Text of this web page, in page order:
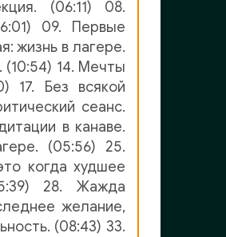
(06:11) 08.
09. Первые
жизнь в лагере.
(10:54) 14. Мечты
17. Без всякой
сеанс.
в канаве.
(05:56) 25.
когда худшее
28. Жажда
желание,
(08:43) 33.